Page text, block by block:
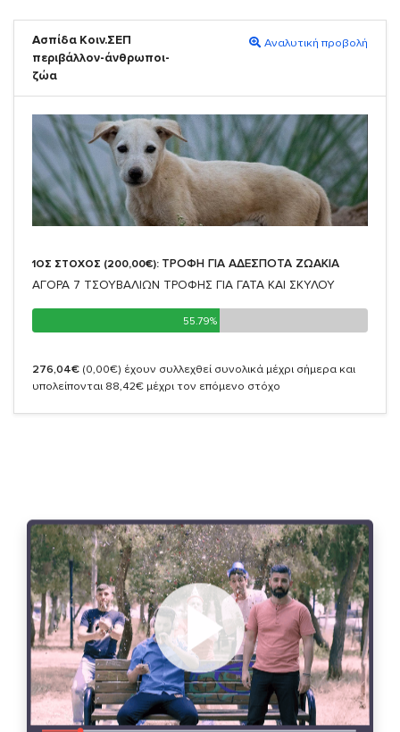
Ασπίδα Κοιν.ΣΕΠ
περιβάλλον-άνθρωποι-
ζώα
Αναλυτική προβολή
1ΟΣ ΣΤΟΧΟΣ (200,00€): ΤΡΟΦΗ ΓΙΑ ΑΔΕΣΠΟΤΑ ΖΩΑΚΙΑ
ΑΓΟΡΑ 7 ΤΣΟΥΒΑΛΙΩΝ ΤΡΟΦΗΣ ΓΙΑ ΓΑΤΑ ΚΑΙ ΣΚΥΛΟΥ
55.79%
55.79%
276,04€ (0,00€) έχουν συλλεχθεί συνολικά μέχρι σήμερα και
υπολείπονται 88,42€ μέχρι τον επόμενο στόχο